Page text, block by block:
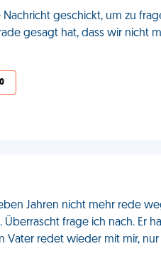
geschickt, um zu
gesagt hat, dass wir nicht
0
Jahren nicht mehr rede
frage ich nach. Er
Vater redet wieder mit mir,